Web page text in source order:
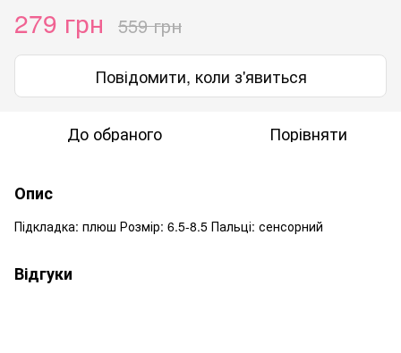
279 грн 559 грн
Повідомити, коли з'явиться
До обраного Порівняти
Опис
Підкладка: плюш Розмір: 6.5-8.5 Пальці: сенсорний
Відгуки